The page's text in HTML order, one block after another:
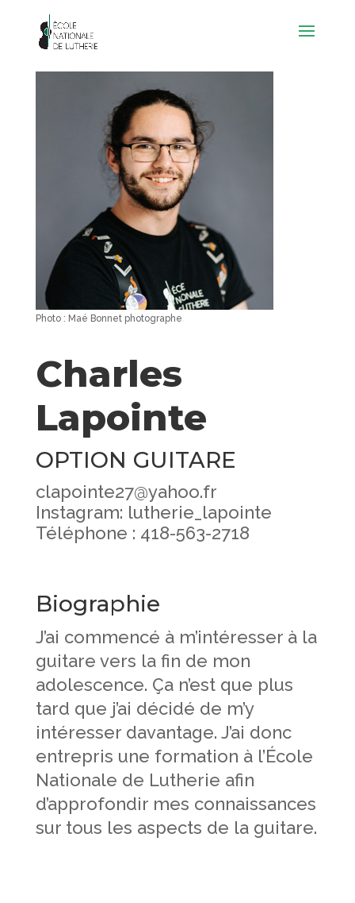
Photo : Maé Bonnet photographe
Charles
Lapointe
OPTION GUITARE
clapointe27@yahoo.fr
Instagram: lutherie_lapointe
Téléphone : 418-563-2718
Biographie
J’ai commencé à m’intéresser à la
guitare vers la fin de mon
adolescence. Ça n’est que plus
tard que j’ai décidé de m’y
intéresser davantage. J’ai donc
entrepris une formation à l’École
Nationale de Lutherie afin
d’approfondir mes connaissances
sur tous les aspects de la guitare.